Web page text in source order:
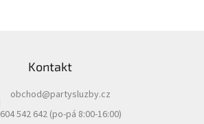
Kontakt
obchod@partysluzby.cz
604 542 642 (po-pá 8:00-16:00)